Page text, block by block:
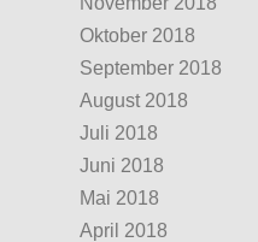
Oktober 2018
September 2018
August 2018
Juli 2018
Juni 2018
Mai 2018
April 2018